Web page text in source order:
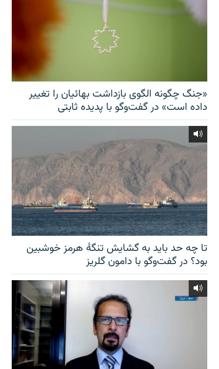
«جنگ چگونه الگوی بازداشت بهائیان را تغییر
داده است» در گفت‌وگو با پدیده ثابتی
تا چه حد باید به گشایش تنگهٔ هرمز خوشبین
بود؟ در گفت‌وگو با دامون گلریز